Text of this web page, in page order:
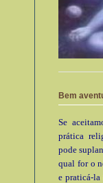
Bem
Se
prática
pode
qual for o
e praticá-la